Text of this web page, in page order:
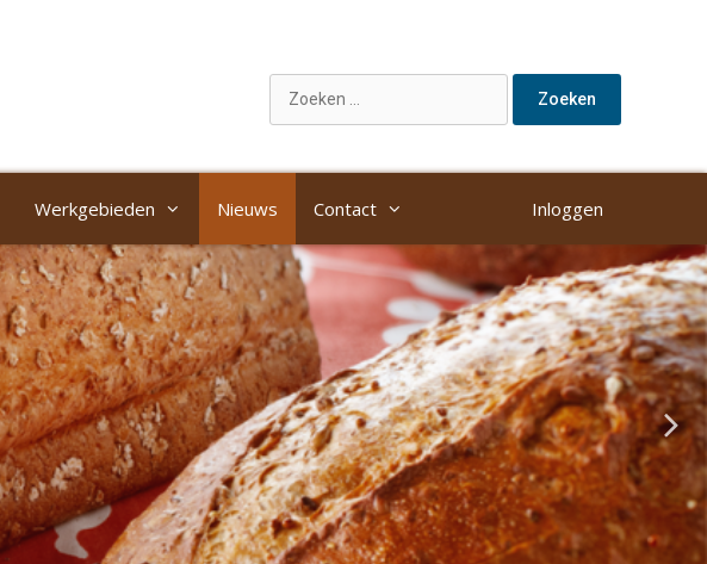
Werkgebieden Nieuws Contact Inloggen